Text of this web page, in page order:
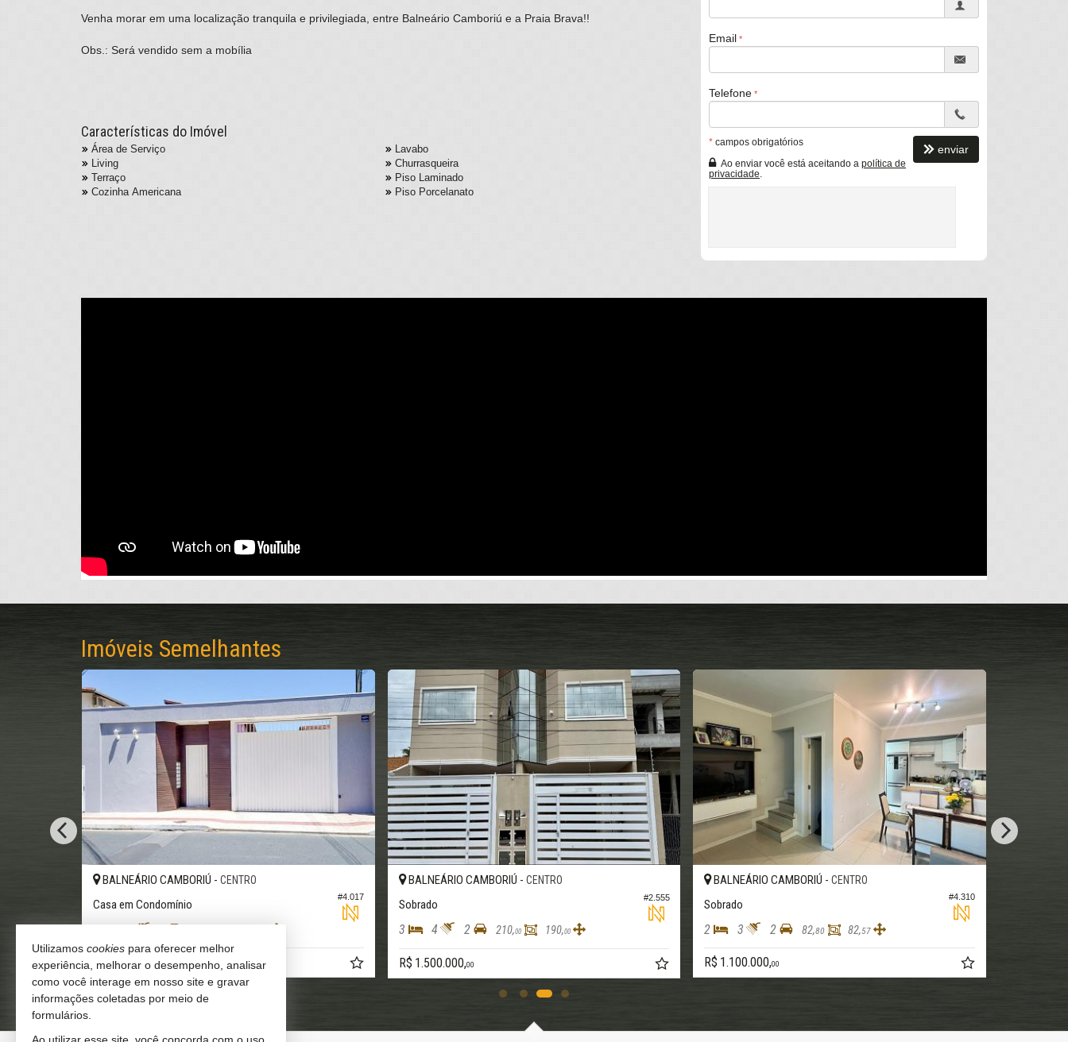
Venha morar em uma localização tranquila e privilegiada, entre Balneário Camboriú e a Praia Brava!!
Obs.: Será vendido sem a mobília
Características do Imóvel
Área de Serviço
Living
Terraço
Cozinha Americana
Lavabo
Churrasqueira
Piso Laminado
Piso Porcelanato
Email
Telefone
* campos obrigatórios
Ao enviar você está aceitando a política de
privacidade
enviar
Imóveis Semelhantes
CAMBORIÚ - SANTA REGINA
Casa em Condomínio no Caledônia Private Village
4
R$ 3.200.000,00
CAMBORIÚ - RIO PEQUENO
4 328, 00
R$ 1.500.000,
BALNEÁRIO CAMBORIÚ -
2 200,00
R$ 2.240.634,
Utilizamos cookies para oferecer melhor
experiência, melhorar o desempenho, analisar
como você interage em nosso site e gravar
informações coletadas por meio de
formulários.